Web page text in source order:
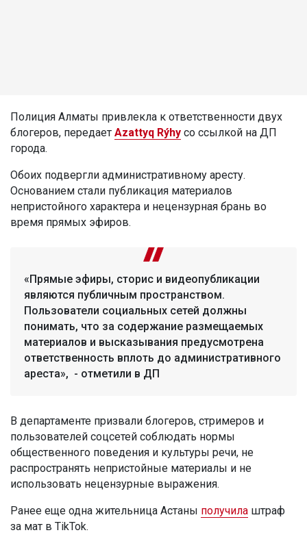
Полиция Алматы привлекла к ответственности двух
блогеров, передает Azattyq Rýhy со ссылкой на ДП
города.
Обоих подвергли административному аресту.
Основанием стали публикация материалов
непристойного характера и нецензурная брань во
время прямых эфиров.
«Прямые эфиры, сторис и видеопубликации
являются публичным пространством.
Пользователи социальных сетей должны
понимать, что за содержание размещаемых
материалов и высказывания предусмотрена
ответственность вплоть до административного
ареста», - отметили в ДП
В департаменте призвали блогеров, стримеров и
пользователей соцсетей соблюдать нормы
общественного поведения и культуры речи, не
распространять непристойные материалы и не
использовать нецензурные выражения.
Ранее еще одна жительница Астаны получила штраф
за мат в TikTok.